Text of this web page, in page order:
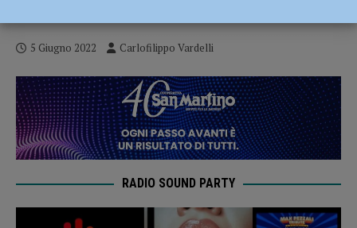
5 Giugno 2022 Carlofilippo Vardelli
RADIO SOUND PARTY